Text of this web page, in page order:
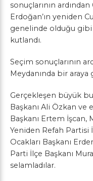
sonuçlarının
Erdoğan’ın yeniden
genelinde olduğu gibi
kutlandı.
Seçim sonuçlarının
Meydanında bir
Gerçekleşen büyük
Başkanı Ali Özkan ve
Başkanı Ertem İşcan,
Yeniden Refah Partisi
Ocakları Başkanı
Parti İlçe Başkanı
selamladılar.